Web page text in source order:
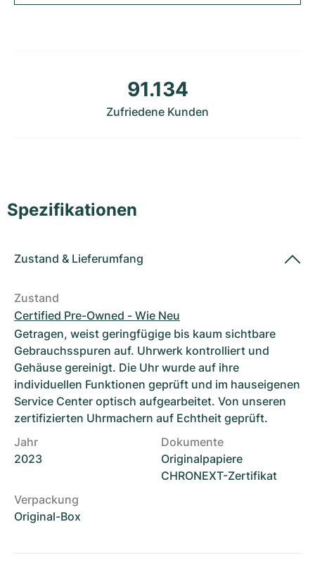
Damenuhren
Damenuhren
91.134
Zufriedene Kunden
Spezifikationen
Zustand & Lieferumfang
Zustand
Certified Pre-Owned - Wie Neu
Getragen, weist geringfügige bis kaum sichtbare
Gebrauchsspuren auf. Uhrwerk kontrolliert und
Gehäuse gereinigt. Die Uhr wurde auf ihre
individuellen Funktionen geprüft und im hauseigenen
Service Center optisch aufgearbeitet. Von unseren
zertifizierten Uhrmachern auf Echtheit geprüft.
Jahr
2023
Dokumente
Originalpapiere
CHRONEXT-Zertifikat
Verpackung
Original-Box